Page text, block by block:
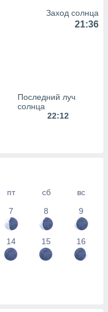
Заход солнца
21:36
Последний луч
солнца
22:12
пт сб
вс
7
8 9
14 15 16